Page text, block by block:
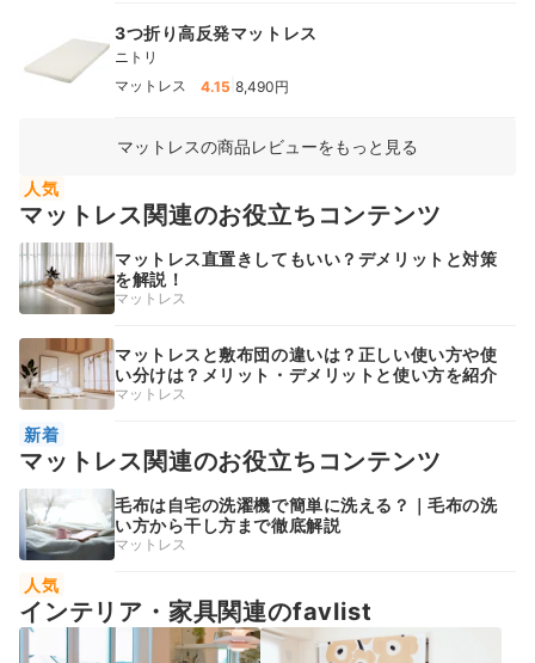
3つ折り高反発マットレス
ニトリ
マットレス
4.15 8,490円
マットレスの商品レビューをもっと見る
人気
マットレス関連のお役立ちコンテンツ
マットレス直置きしてもいい？デメリットと対策
を解説！
マットレス
マットレスと敷布団の違いは？正しい使い方や使
い分けは？メリット・デメリットと使い方を紹介
マットレス
新着
マットレス関連のお役立ちコンテンツ
毛布は自宅の洗濯機で簡単に洗える？｜毛布の洗
い方から干し方まで徹底解説
マットレス
人気
インテリア・家具関連のfavlist